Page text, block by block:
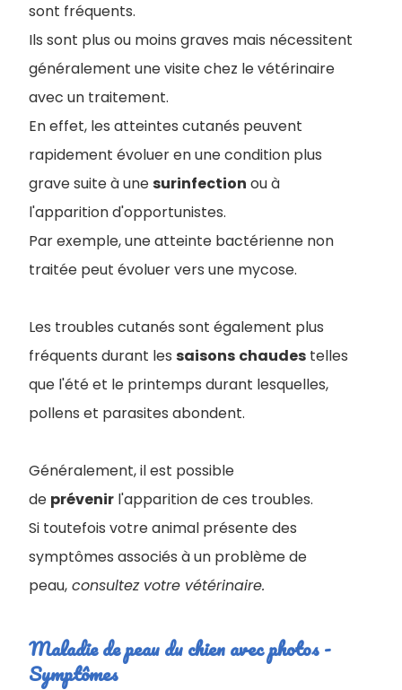
sont fréquents.
Ils sont plus ou moins graves mais nécessitent
généralement une visite chez le vétérinaire
avec un traitement.
En effet, les atteintes cutanés peuvent
rapidement évoluer en une condition plus
grave suite à unesurinfection ou à
l'apparition d'opportunistes.
Par exemple, une atteinte bactérienne non
traitée peut évoluer vers une mycose.
Les troubles cutanés sont également plus
fréquents durant les saisons chaudes telles
que l'été et le printemps durant lesquelles,
pollens et parasites abondent.
Généralement, il est possible
de prévenir l'apparition de ces troubles.
Si toutefois votre animal présente des
symptômes associés à un problème de
peau, consultez votre vétérinaire.
Maladie de peau du chien avec photos -
Symptômes